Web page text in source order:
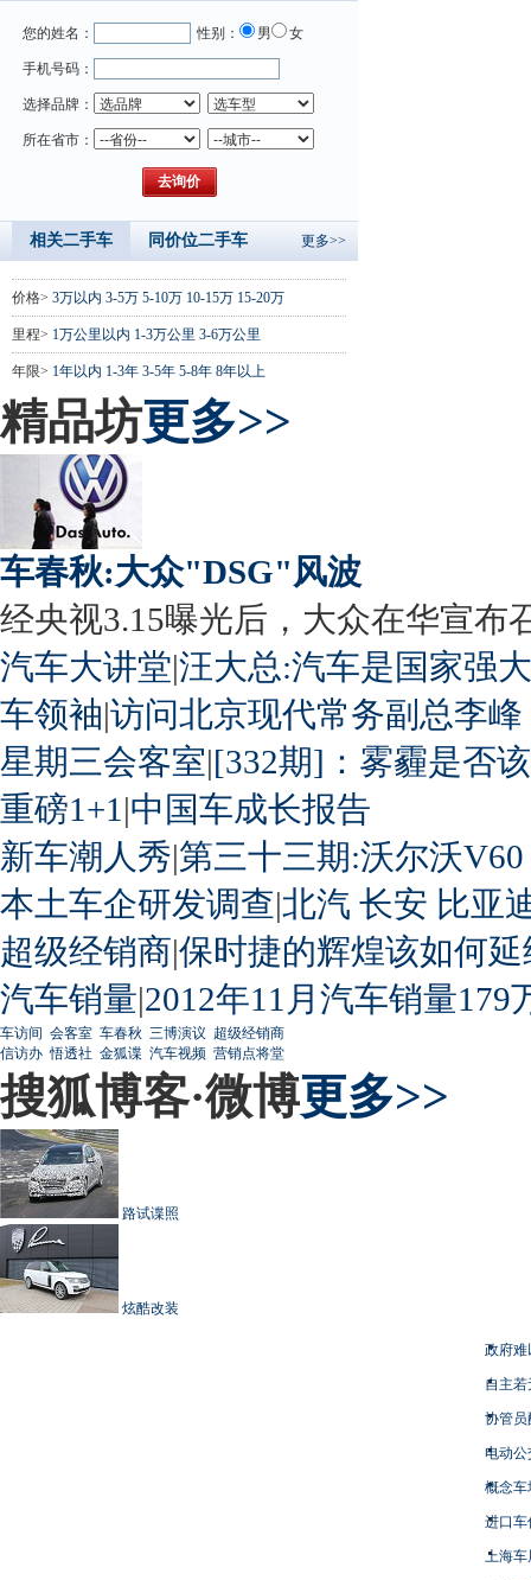
您的姓名： 性别： 男 女
手机号码：
选择品牌：
所在省市：
相关二手车 同价位二手车 更多>>
价格> 3万以内 3-5万 5-10万 10-15万 15-20万
里程> 1万公里以内 1-3万公里 3-6万公里
年限> 1年以内 1-3年 3-5年 5-8年 8年以上
精品坊更多>>
车春秋:大众"DSG"风波
经央视3.15曝光后，大众在华宣布
汽车大讲堂|汪大总:汽车是国家强
车领袖|访问北京现代常务副总李峰
星期三会客室|[332期]：雾霾是否
重磅1+1 |中国车成长报告
新车潮人秀|第三十三期:沃尔沃
本土车企研发调查|北汽 长安 比亚
超级经销商|保时捷的辉煌该如何延
汽车销量|2012年11月汽车销量179
车访间 会客室 车春秋 三博演议 超级经销商
信访办 悟透社 金狐谍 汽车视频 营销点将堂
搜狐博客·微博更多>>
路试谍照
炫酷改装
政府难
自主
协管员
电动
概念车
进口车
上海